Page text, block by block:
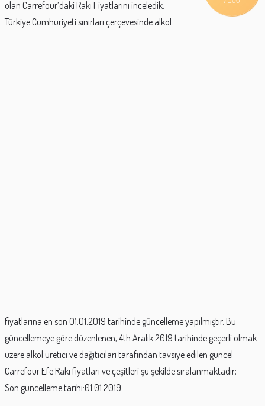
olan Carrefour’daki Rakı Fiyatlarını inceledik.
Türkiye Cumhuriyeti sınırları çerçevesinde alkol
fiyatlarına en son 01.01.2019 tarihinde güncelleme yapılmıştır. Bu
güncellemeye göre düzenlenen, 4th Aralık 2019 tarihinde geçerli olmak
üzere alkol üretici ve dağıtıcıları tarafından tavsiye edilen güncel
Carrefour Efe Rakı fiyatları ve çeşitleri şu şekilde sıralanmaktadır;
Son güncelleme tarihi:01.01.2019